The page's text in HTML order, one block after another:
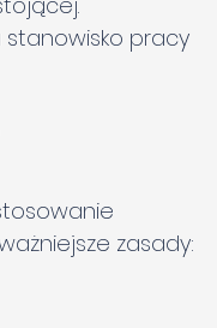
stanowisko pracy
zasady: